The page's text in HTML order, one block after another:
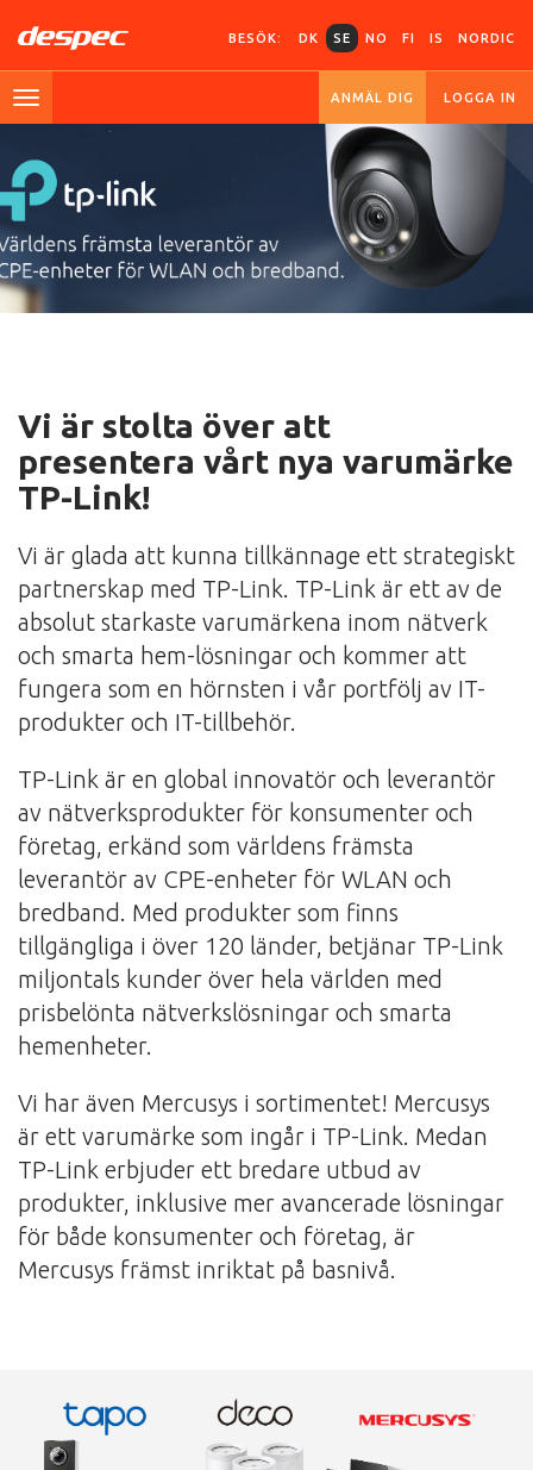
BESÖK: DK SE NO FI IS NORDIC
ANMÄL DIG LOGGA IN
Vi är stolta över att
presentera vårt nya varumärke
TP-Link!
Vi är glada att kunna tillkännage ett strategiskt
partnerskap med TP-Link. TP-Link är ett av de
absolut starkaste varumärkena inom nätverk
och smarta hem-lösningar och kommer att
fungera som en hörnsten i vår portfölj av IT-
produkter och IT-tillbehör.
TP-Link är en global innovatör och leverantör
av nätverksprodukter för konsumenter och
företag, erkänd som världens främsta
leverantör av CPE-enheter för WLAN och
bredband. Med produkter som finns
tillgängliga i över 120 länder, betjänar TP-Link
miljontals kunder över hela världen med
prisbelönta nätverkslösningar och smarta
hemenheter.
Vi har även Mercusys i sortimentet! Mercusys
är ett varumärke som ingår i TP-Link. Medan
TP-Link erbjuder ett bredare utbud av
produkter, inklusive mer avancerade lösningar
för både konsumenter och företag, är
Mercusys främst inriktat på basnivå.